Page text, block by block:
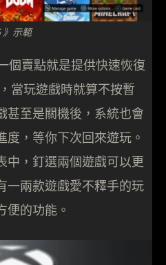
》示範
賣點就是提供快速恢復
當玩遊戲時就算不按暫
甚至是關機後，系統也會
度，等你下次回來遊玩。
中，釘選兩個遊戲可以更
一兩款遊戲愛不釋手的玩
便的功能。